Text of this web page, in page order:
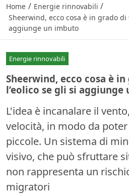
Home / Energie rinnovabili /
Sheerwind, ecco cosa è in grado di
aggiunge un imbuto
Energie rinnovabili
Sheerwind, ecco cosa è
l’eolico se gli si aggiunge
L'idea è incanalare il
velocità, in modo da
piccole. Un sistema di
visivo, che può sfruttare
non rappresenta un
migratori